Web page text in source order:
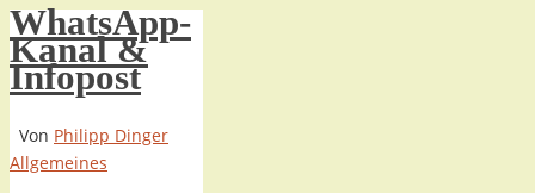
WhatsApp-
Kanal &
Infopost
Von Philipp Dinger
Allgemeines